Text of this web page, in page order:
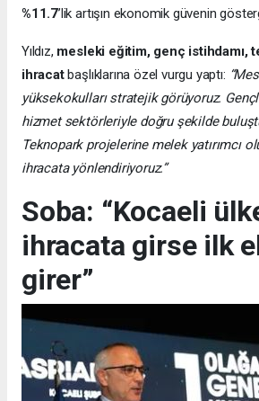
%11.7’lik artışın ekonomik güvenin
Yıldız, mesleki eğitim, genç istihdamı,
ihracatbaşlıklarına özel vurgu yaptı:
yüksekokulları stratejik görüyoruz.
hizmet sektörleriyle doğru şekilde
Teknopark projelerine melek yatırımcı
ihracata yönlendiriyoruz.”
Soba: “Kocaeli
ihracata girse ilk
girer”